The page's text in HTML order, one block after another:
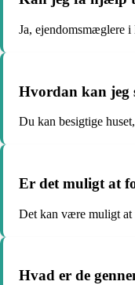
Ja, ejendomsmæglere
Hvordan kan jeg
Du kan besigtige
Er det muligt at
Det kan være muligt at
Hvad er de